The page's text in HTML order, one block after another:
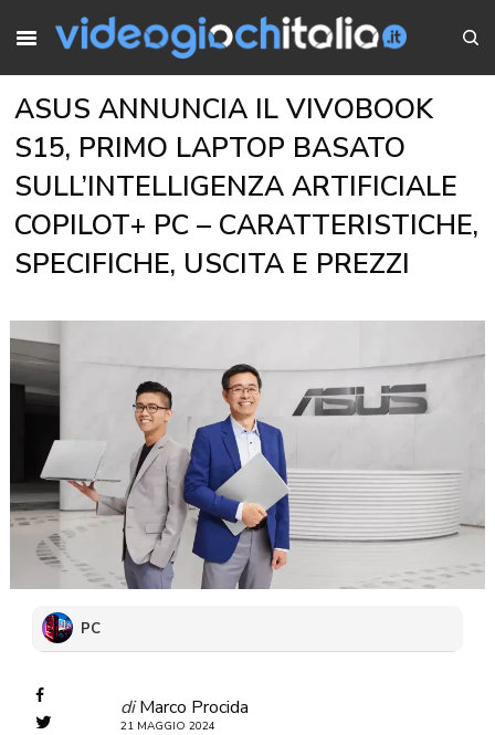
ASUS ANNUNCIA IL VIVOBOOK
S15, PRIMO LAPTOP BASATO
SULL’INTELLIGENZA ARTIFICIALE
COPILOT+ PC – CARATTERISTICHE,
SPECIFICHE, USCITA E PREZZI
PC
di Marco Procida
21 MAGGIO 2024